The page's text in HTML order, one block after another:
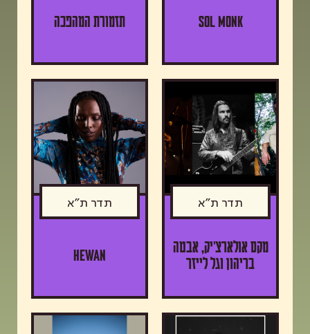
Sol Monk תזמורת המהפכה
תדר ת"א
מקס אולארצ'יק, אבטה
בריהון וגל לייזר
תדר ת"א
HEWAN